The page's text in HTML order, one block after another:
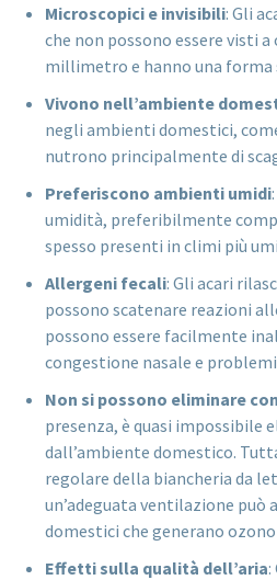
Microscopici e invisibili: Gli
che non possono essere visti
millimetro e hanno una forma
Vivono nell’ambiente
negli ambienti domestici,
nutrono principalmente di
Preferiscono ambienti umidi
umidità, preferibilmente
spesso presenti in climi più
Allergeni fecali: Gli acari
possono scatenare reazioni
possono essere facilmente
congestione nasale e
Non si possono eliminare
presenza, è quasi
dall’ambiente domestico.
regolare della biancheria da
un’adeguata ventilazione
domestici che generano
Effetti sulla qualità dell’aria